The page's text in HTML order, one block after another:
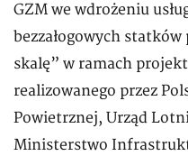
GZM we wdrożeniu
bezzałogowych
skalę” w ramach
realizowanego przez
Powietrznej, Urząd
Ministerstwo